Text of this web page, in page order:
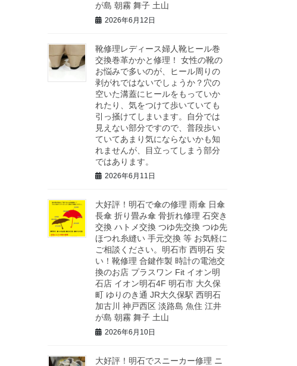
が島 朝霧 舞子 土山
2026年6月12日
靴修理レディース婦人靴ヒール巻
交換巻革かかと修理！ 女性の靴の
お悩みで多いのが、ヒール周りの
剥がれではないでしょうか？穴の
空いた溝蓋にヒールをもっていか
れたり、気をつけて歩いていても
引っ掻けてしまいます。自分では
見えない部分ですので、普段歩い
ていてあまり気にならないかも知
れませんが、目立ってしまう部分
ではあります。
2026年6月11日
大好評！明石で傘の修理 雨傘 日傘
長傘 折り畳み傘 骨折れ修理 石突き
交換 ハトメ交換 つゆ先交換 つゆ先
ほつれ糸縫い 手元交換 等 お気軽に
ご相談ください。明石市 西明石 安
い！靴修理 合鍵作製 時計の電池交
換のお店 プラスワン Fit イオン明
石店 イオン明石4F 明石市 大久保
町 ゆりのき通 JR大久保駅 西明石
加古川 神戸西区 淡路島 魚住 江井
が島 朝霧 舞子 土山
2026年6月10日
大好評！明石でスニーカー修理 ニ